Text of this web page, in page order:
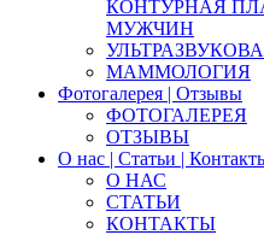
КОНТУРНАЯ
МУЖЧИН
МАММОЛОГИЯ
Фотогалерея | Отзывы
ФОТОГАЛЕРЕЯ
ОТЗЫВЫ
О нас | Статьи |
О НАС
СТАТЬИ
КОНТАКТЫ